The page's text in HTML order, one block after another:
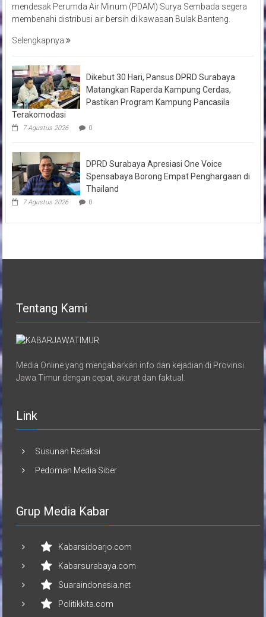
mendesak Perumda Air Minum (PDAM) Surya Sembada segera
membenahi distribusi air bersih di kawasan Bulak Banteng.
Selengkapnya
Dikebut 30 Hari, Pansus DPRD Surabaya
Matangkan Raperda Kampung Cerdas,
Pastikan Program Kampung Pancasila
Terakomodasi
7 Agustus 2026 0
DPRD Surabaya Apresiasi One Voice
Spensabaya Borong Empat Penghargaan di
Thailand
7 Agustus 2026 0
Tentang Kami
Media Online yang mengabarkan info dan kejadian di Provinsi
Jawa Timur dengan cepat, akurat dan faktual.
Link
Susunan Redaksi
Pedoman Media Siber
Grup Media Kabar
Kabarsidoarjo.com
Kabarsurabaya.com
Suaraindonesia.net
Politikkita.com